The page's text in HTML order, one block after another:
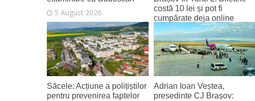
5 August 2026
costă 10 lei și pot fi
cumpărate deja online
4 August 2026
Săcele: Acțiune a polițiștilor
pentru prevenirea faptelor
Adrian Ioan Veștea,
presedinte CJ Brașov: